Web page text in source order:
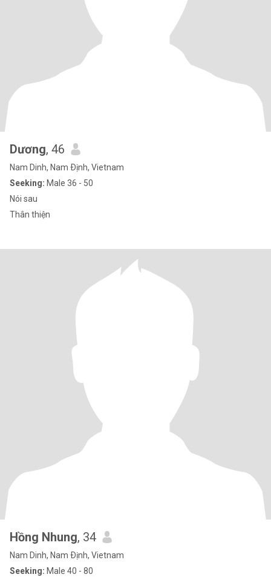
Dương, 46
Nam Dinh, Nam Ðịnh, Vietnam
Seeking: Male 36 - 50
Nói sau
Thân thiện
Hồng Nhung, 34
Nam Dinh, Nam Ðịnh, Vietnam
Seeking: Male 40 - 80